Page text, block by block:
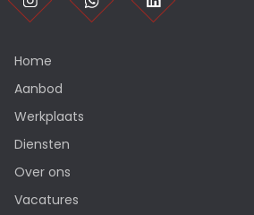
Home
Aanbod
Werkplaats
Diensten
Over ons
Vacatures